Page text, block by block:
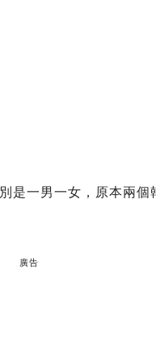
是一男一女，原本兩個
廣告